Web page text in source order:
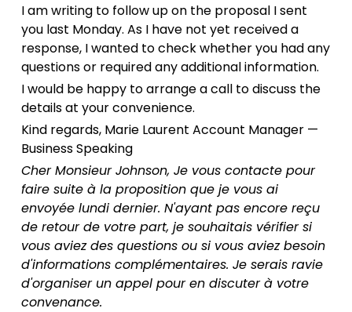
I am writing to follow up on the proposal I sent
you last Monday. As I have not yet received a
response, I wanted to check whether you had any
questions or required any additional information.
I would be happy to arrange a call to discuss the
details at your convenience.
Kind regards, Marie Laurent Account Manager —
Business Speaking
Cher Monsieur Johnson, Je vous contacte pour
faire suite à la proposition que je vous ai
envoyée lundi dernier. N'ayant pas encore reçu
de retour de votre part, je souhaitais vérifier si
vous aviez des questions ou si vous aviez besoin
d'informations complémentaires. Je serais ravie
d'organiser un appel pour en discuter à votre
convenance.